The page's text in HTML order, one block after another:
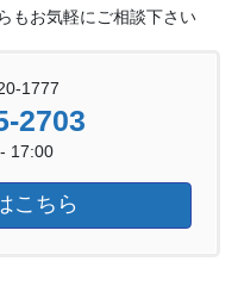
もお気軽にご相談下さい
1777
2703
17:00
こちら